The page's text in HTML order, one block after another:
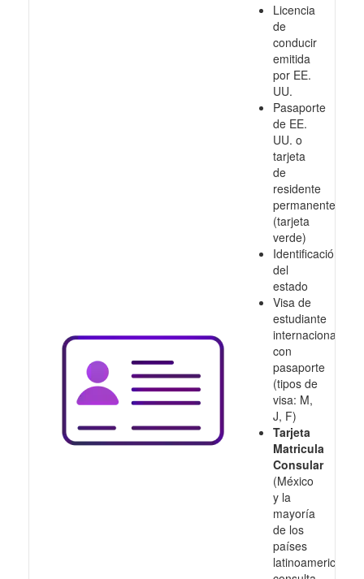
Licencia
de
conducir
emitida
por EE.
UU.
Pasaporte
de EE.
UU. o
tarjeta
de
residente
permanente
(tarjeta
verde)
Identificación
del
estado
Visa de
estudiante
internacional
con
pasaporte
(tipos de
visa: M,
J, F)
Tarjeta
Matricula
Consular
(México
y la
mayoría
de los
países
latinoamericanos,